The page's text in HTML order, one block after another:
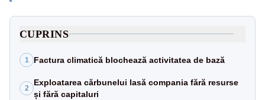
CUPRINS
1 Factura climatică blochează activitatea de bază
2
Exploatarea cărbunelui lasă compania fără resurse
și fără capitaluri